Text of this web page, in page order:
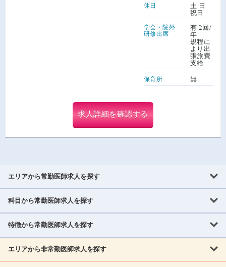
休日
土 日
祝日
学会・院外
研修出席
有 2回/
年
規程に
より出
張旅費
支給
保育所 無
求人詳細を確認する
エリアから常勤医師求人を探す
北海道・東北
北海道 青森県 岩手県
科目から常勤医師求人を探す
内科系
消化器科 呼吸器科
特徴から常勤医師求人を探す
救急対応なし 女性医師歓迎
エリアから非常勤医師求人を探す